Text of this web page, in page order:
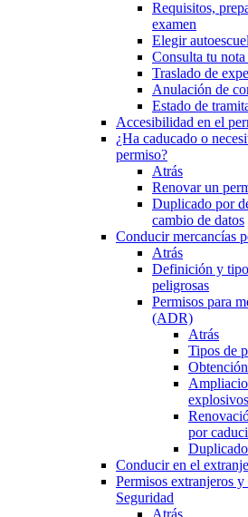
Requisitos,
examen
Elegir
Consulta tu nota
Traslado de
Anulación de
Estado de
Accesibilidad en el
¿Ha caducado o
permiso?
Atrás
Renovar un
Duplicado por
cambio de datos
Conducir mercancías
Atrás
Definición y
peligrosas
Permisos para
(ADR)
Atrás
Tipos de
por
Conducir en el
Permisos extranjeros
Seguridad